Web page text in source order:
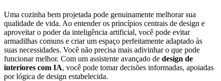
Uma cozinha bem projetada pode genuinamente melhorar sua
qualidade de vida. Ao entender os princípios centrais de design e
aproveitar o poder da inteligência artificial, você pode evitar
armadilhas comuns e criar um espaço perfeitamente adaptado às
suas necessidades. Você não precisa mais adivinhar o que pode
funcionar melhor. Com um assistente avançado de design de
interiores com IA, você pode tomar decisões informadas, apoiadas
por lógica de design estabelecida.